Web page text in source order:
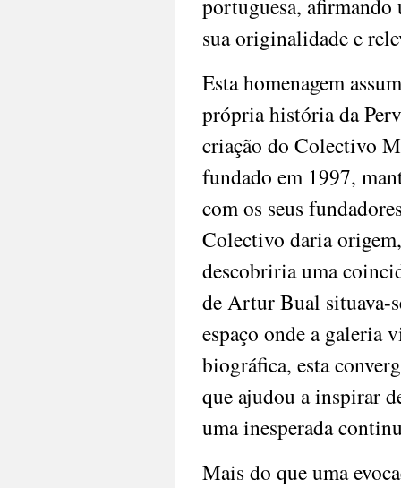
portuguesa, afirmando
sua originalidade e
Esta homenagem
própria história da
criação do Colectivo
fundado em 1997,
com os seus
Colectivo daria
descobriria uma
de Artur Bual situava-
espaço onde a galeria
biográfica, esta
que ajudou a inspirar
uma inesperada
Mais do que uma